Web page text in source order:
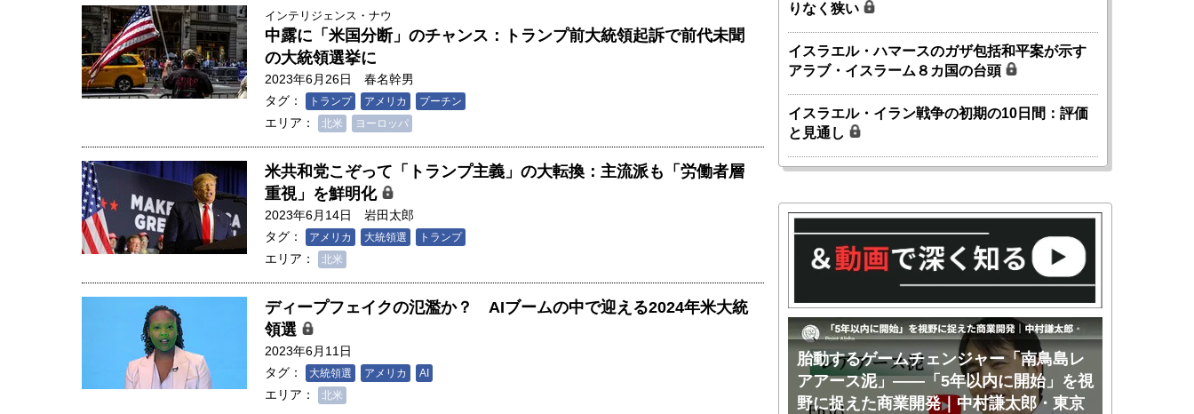
インテリジェンス・ナウ
中露に「米国分断」のチャンス：トランプ前大統領起訴で前代未聞
の大統領選挙に
2023年6月26日
春名幹男
タグ：
トランプ アメリカ プーチン
エリア： 北米 ヨーロッパ
米共和党こぞって「トランプ主義」の大転換：主流派も「労働者層
重視」を鮮明化
2023年6月14日
岩田太郎
タグ：
アメリカ 大統領選 トランプ
エリア： 北米
ディープフェイクの氾濫か？ AIブームの中で迎える2024年米大統
領選
2023年6月11日
タグ：
大統領選 アメリカ AI
エリア： 北米
りなく狭い
イスラエル・ハマースのガザ包括和平案が示す
アラブ・イスラーム８カ国の台頭
イスラエル・イラン戦争の初期の10日間：評価
と見通し
人は「地上の太陽」を手にするか 核融
合発電の現在地――実現・普及後の「世
胎動するゲームチェンジャー「南鳥島レ
アアース泥」――「5年以内に開始」を視
野に捉えた商業開発｜中村謙太郎・東京